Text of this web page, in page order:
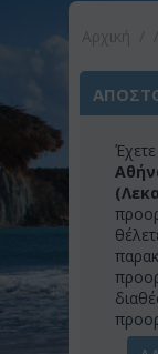
Έχετε